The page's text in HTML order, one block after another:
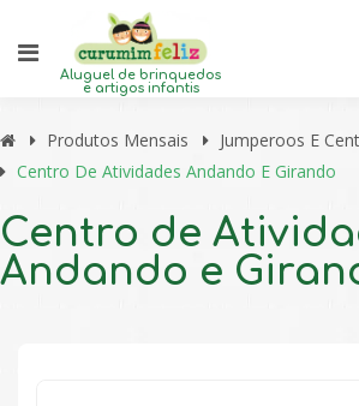
Aluguel de brinquedos
e artigos infantis
Produtos Mensais
Jumperoos E
Centro De Atividades Andando E Girando
Centro de
Andando e